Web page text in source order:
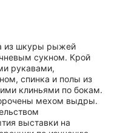
из шкуры рыжей
сукном. Крой
рукавами,
спинка и полы из
клиньями по бокам.
мехом выдры.
выставки на